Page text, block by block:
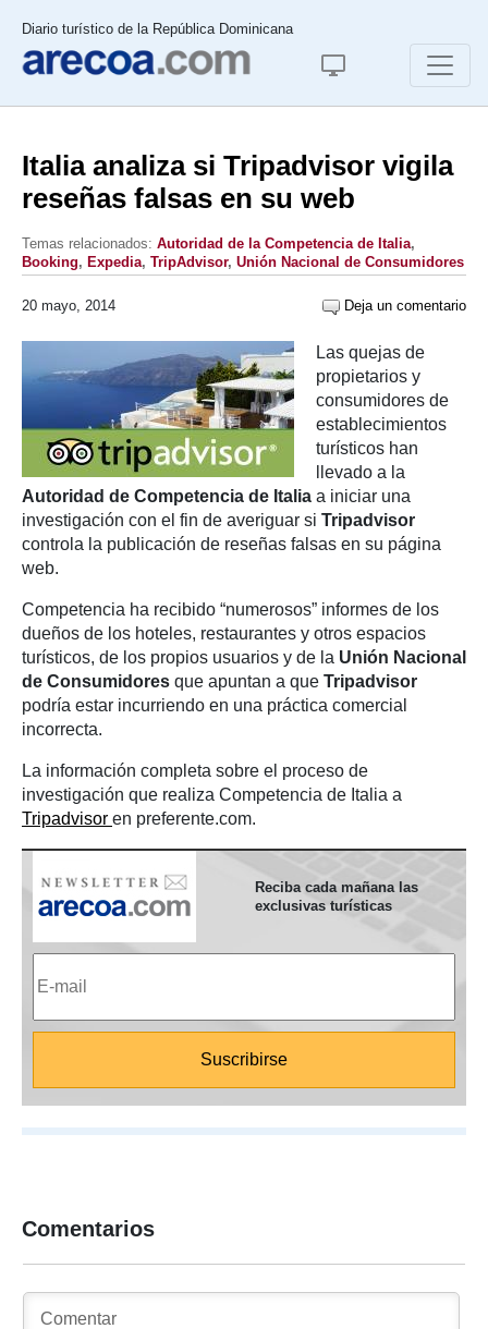
Diario turístico de la República Dominicana
Italia analiza si Tripadvisor vigila
reseñas falsas en su web
Temas relacionados: Autoridad de la Competencia de Italia,
Booking, Expedia, TripAdvisor, Unión Nacional de Consumidores
20 mayo, 2014 Deja un comentario
Las quejas de
propietarios y
consumidores de
establecimientos
turísticos han
llevado a la
Autoridad de Competencia de Italia a iniciar una
investigación con el fin de averiguar si Tripadvisor
controla la publicación de reseñas falsas en su página
web.
Competencia ha recibido “numerosos” informes de los
dueños de los hoteles, restaurantes y otros espacios
turísticos, de los propios usuarios y de la Unión Nacional
de Consumidores que apuntan a que Tripadvisor
podría estar incurriendo en una práctica comercial
incorrecta.
La información completa sobre el proceso de
investigación que realiza Competencia de Italia a
Tripadvisor en preferente.com.
Reciba cada mañana las
exclusivas turísticas
Comentarios